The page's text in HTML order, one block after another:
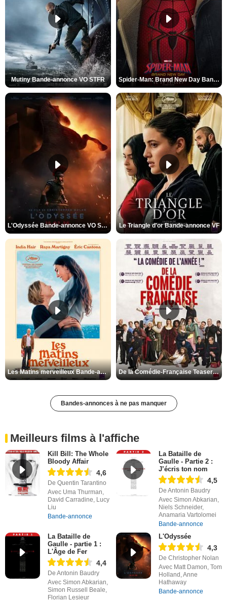
Mutiny Bande-annonce VO STFR Spider-Man: Brand New Day Bande-annonce VO STFR
L'Odyssée Bande-annonce VO STFR Le Triangle d'or Bande-annonce VF
Les Matins merveilleux Bande-annonce VF De la Comédie-Française Teaser VF
Bandes-annonces à ne pas manquer
Meilleurs films à l'affiche
Kill Bill: The Whole
Bloody Affair
4,6
De Quentin Tarantino
Avec Uma Thurman,
David Carradine, Lucy
Liu
Bande-annonce
La Bataille de
Gaulle - Partie 2 :
J’écris ton nom
4,5
De Antonin Baudry
Avec Simon Abkarian,
Niels Schneider,
Anamaria Vartolomei
Bande-annonce
La Bataille de
Gaulle - partie 1 :
L'Âge de Fer
4,4
De Antonin Baudry
Avec Simon Abkarian,
Simon Russell Beale,
Florian Lesieur
L'Odyssée
4,3
De Christopher Nolan
Avec Matt Damon, Tom
Holland, Anne
Hathaway
Bande-annonce